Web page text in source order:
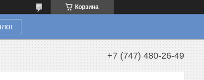
Корзина
+7 (747) 480-26-49